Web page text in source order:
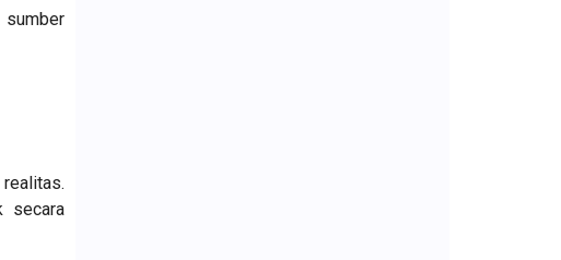
sumber
secara